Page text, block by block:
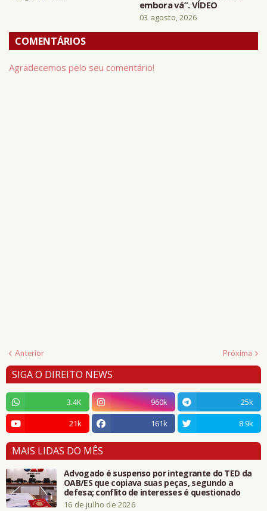
embora vá”. VÍDEO
03 agosto, 2026
COMENTÁRIOS
Agradecemos pelo seu comentário!
Anterior Próxima
SIGA O DIREITO NEWS
3.4K 960k
25k
21k
161k 8.9k
MAIS LIDAS DO MÊS
Advogado é suspenso por integrante do TED da
OAB/ES que copiava suas peças, segundo a
defesa; conflito de interesses é questionado
16 de julho de 2026